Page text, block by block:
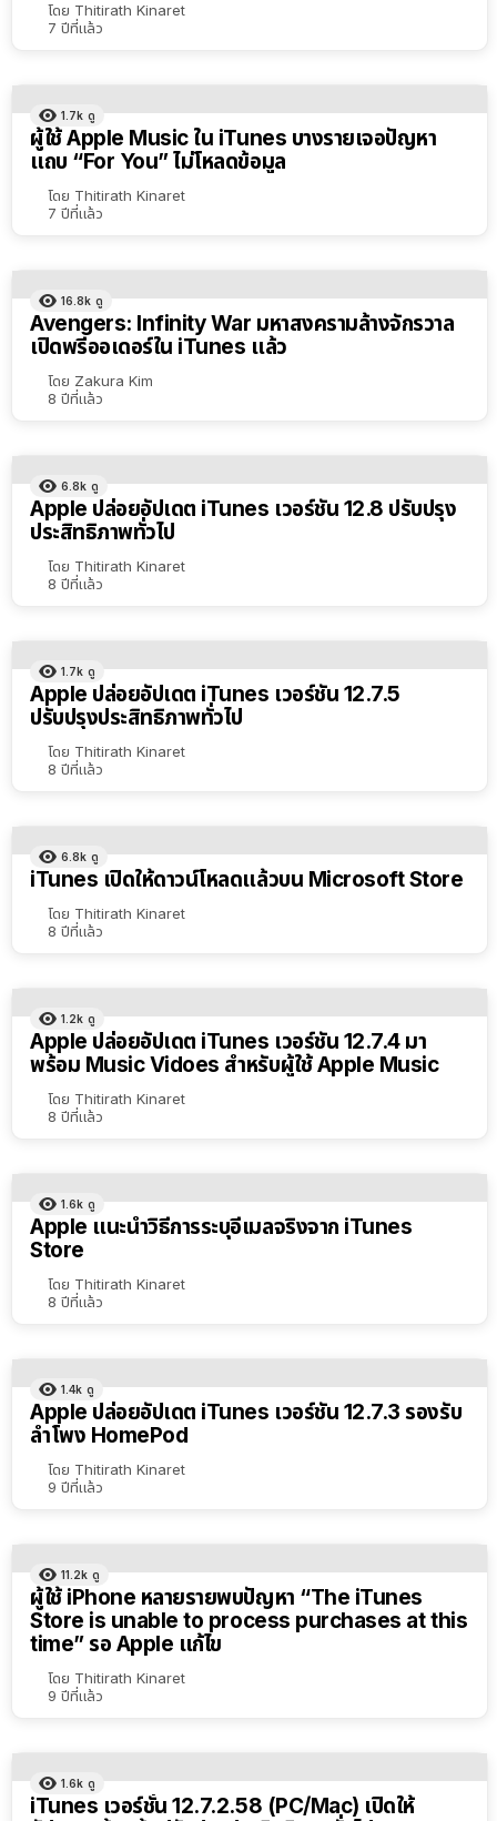
โดย Thitirath Kinaret
7 ปีที่แล้ว
1.7k ดู
ผู้ใช้ Apple Music ใน iTunes บางรายเจอปัญหา
แถบ “For You” ไม่โหลดข้อมูล
โดย Thitirath Kinaret
7 ปีที่แล้ว
16.8k ดู
Avengers: Infinity War มหาสงครามล้างจักรวาล
เปิดพรีออเดอร์ใน iTunes แล้ว
โดย Zakura Kim
8 ปีที่แล้ว
6.8k ดู
Apple ปล่อยอัปเดต iTunes เวอร์ชัน 12.8 ปรับปรุง
ประสิทธิภาพทั่วไป
โดย Thitirath Kinaret
8 ปีที่แล้ว
1.7k ดู
Apple ปล่อยอัปเดต iTunes เวอร์ชัน 12.7.5
ปรับปรุงประสิทธิภาพทั่วไป
โดย Thitirath Kinaret
8 ปีที่แล้ว
6.8k ดู
iTunes เปิดให้ดาวน์โหลดแล้วบน Microsoft Store
โดย Thitirath Kinaret
8 ปีที่แล้ว
1.2k ดู
Apple ปล่อยอัปเดต iTunes เวอร์ชัน 12.7.4 มา
พร้อม Music Vidoes สำหรับผู้ใช้ Apple Music
โดย Thitirath Kinaret
8 ปีที่แล้ว
1.6k ดู
Apple แนะนำวิธีการระบุอีเมลจริงจาก iTunes
Store
โดย Thitirath Kinaret
8 ปีที่แล้ว
1.4k ดู
Apple ปล่อยอัปเดต iTunes เวอร์ชัน 12.7.3 รองรับ
ลำโพง HomePod
โดย Thitirath Kinaret
9 ปีที่แล้ว
11.2k ดู
ผู้ใช้ iPhone หลายรายพบปัญหา “The iTunes
Store is unable to process purchases at this
time” รอ Apple แก้ไข
โดย Thitirath Kinaret
9 ปีที่แล้ว
1.6k ดู
iTunes เวอร์ชั่น 12.7.2.58 (PC/Mac) เปิดให้